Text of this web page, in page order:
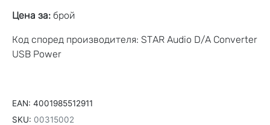
Цена за: брой
Код според производителя: STAR Audio D/A Converter
USB Power
EAN: 4001985512911
SKU: 00315002